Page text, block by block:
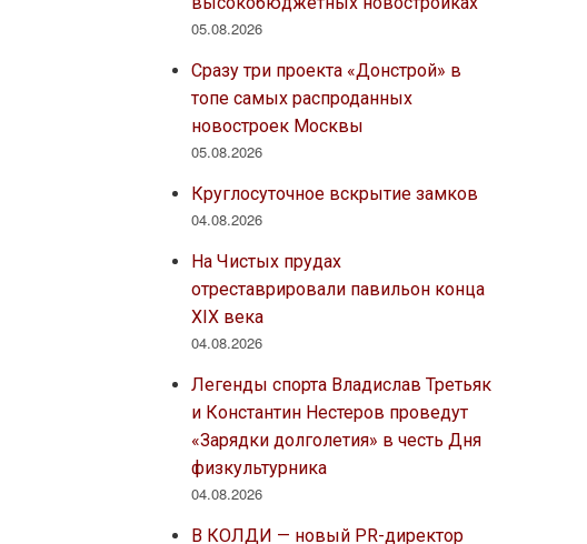
05.08.2026
Сразу три проекта «Донстрой» в
топе самых распроданных
новостроек Москвы
05.08.2026
Круглосуточное вскрытие замков
04.08.2026
На Чистых прудах
отреставрировали павильон конца
XIX века
04.08.2026
Легенды спорта Владислав Третьяк
и Константин Нестеров проведут
«Зарядки долголетия» в честь Дня
физкультурника
04.08.2026
В КОЛДИ — новый PR-директор